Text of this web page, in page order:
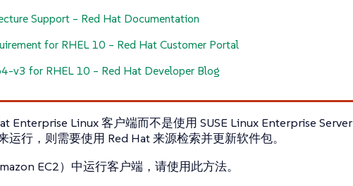
Support – Red Hat Documentation
for RHEL 10 – Red Hat Customer Portal
v3 for RHEL 10 – Red Hat Developer Blog
Enterprise Linux 客户端而不是使用 SUSE Linux Enterprise Server
行，则需要使用 Red Hat 来源检索并更新软件包。
EC2）中运行客户端，请使用此方法。